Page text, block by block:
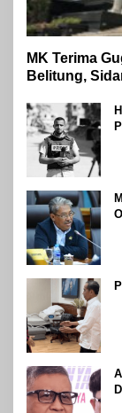
MK Terima
Belitung,